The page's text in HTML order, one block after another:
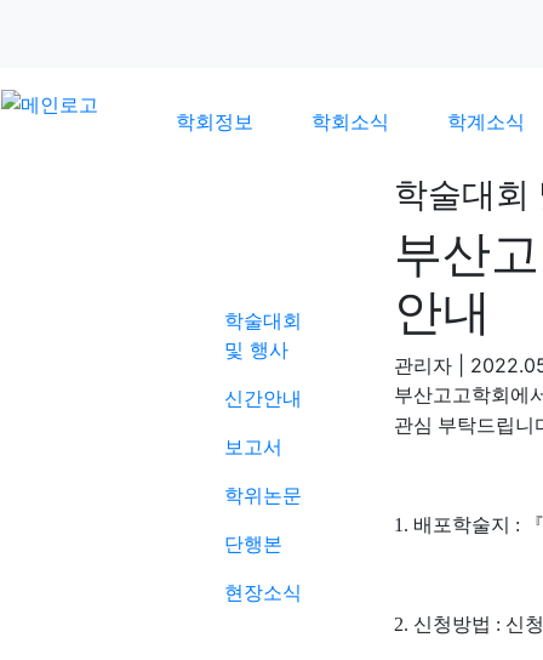
학회정보 학회소식 학계소식
학술대회
및 행사
신간안내
보고서
학위논문
단행본
현장소식
학술대회
부산
안내
관리자
부산고고학회에
관심 부탁드립니
1. 배포학술지 : 『
2. 신청방법 : 신